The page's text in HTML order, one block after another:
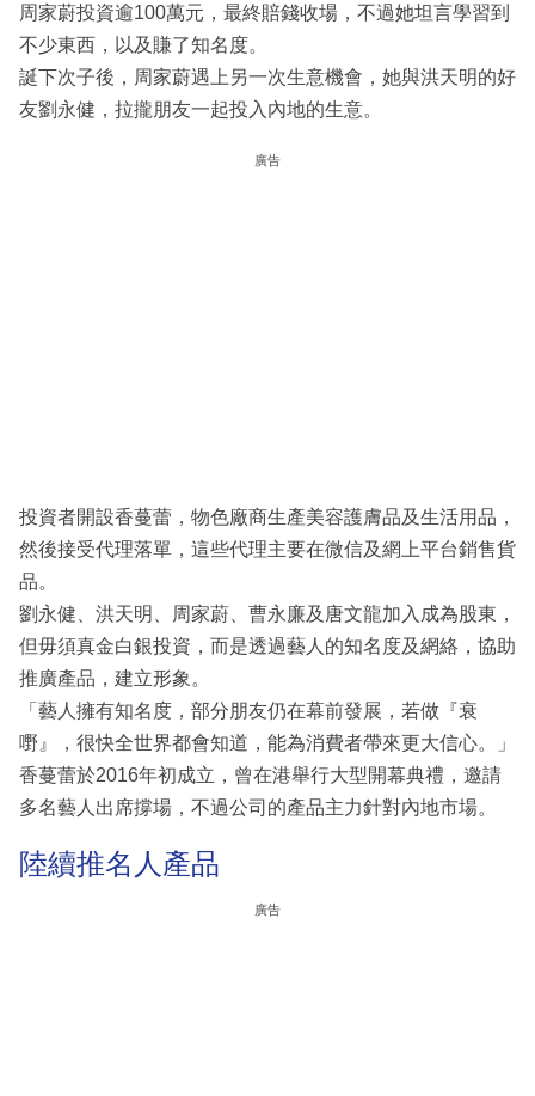
周家蔚投資逾100萬元，最終賠錢收場，不過她坦言學習到
不少東西，以及賺了知名度。
誕下次子後，周家蔚遇上另一次生意機會，她與洪天明的好
友劉永健，拉攏朋友一起投入內地的生意。
廣告
投資者開設香蔓蕾，物色廠商生產美容護膚品及生活用品，
然後接受代理落單，這些代理主要在微信及網上平台銷售貨
品。
劉永健、洪天明、周家蔚、曹永廉及唐文龍加入成為股東，
但毋須真金白銀投資，而是透過藝人的知名度及網絡，協助
推廣產品，建立形象。
「藝人擁有知名度，部分朋友仍在幕前發展，若做『衰
嘢』，很快全世界都會知道，能為消費者帶來更大信心。」
香蔓蕾於2016年初成立，曾在港舉行大型開幕典禮，邀請
多名藝人出席撐場，不過公司的產品主力針對內地市場。
陸續推名人產品
廣告